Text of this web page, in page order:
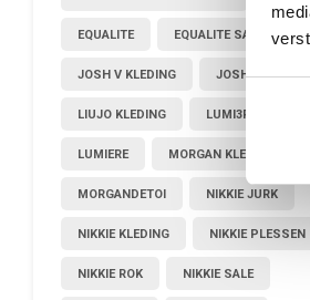
EQUALITE EQUALITE SALE
JOSH V KLEDING JOSHV KLEDING
LIUJO KLEDING LUMI3RE
LUMIERE MORGAN KLEDING
MORGANDETOI NIKKIE JURK
NIKKIE KLEDING NIKKIE PLESSEN
NIKKIE ROK NIKKIE SALE